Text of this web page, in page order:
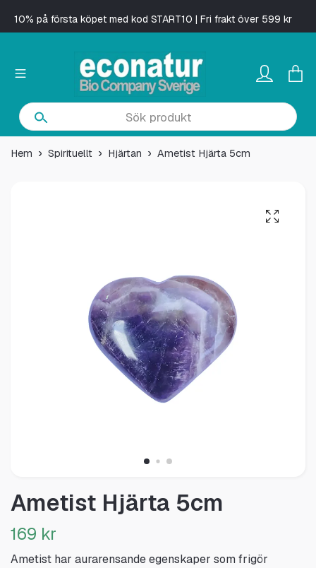
10% på första köpet med kod START10 | Fri frakt över 599 kr
Hem Spirituellt Hjärtan Ametist Hjärta 5cm
Ametist Hjärta 5cm
169 kr
Ametist har aurarensande egenskaper som frigör